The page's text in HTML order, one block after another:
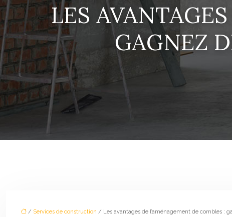
LES
GAGNEZ
/ Services de construction / Les avantages de l’aménagement de combles :